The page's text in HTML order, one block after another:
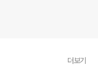
더보기